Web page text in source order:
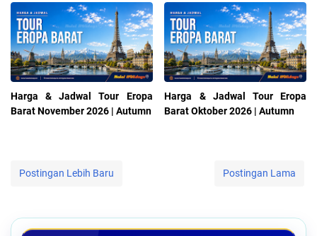
Harga & Jadwal Tour Eropa
Barat November 2026 | Autumn
Harga & Jadwal Tour Eropa
Barat Oktober 2026 | Autumn
Postingan Lebih Baru Postingan Lama